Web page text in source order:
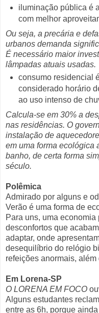
iluminação pública é
com melhor
Ou seja, a precária e
urbanos demanda
É necessário maior
lâmpadas atuais usadas.
consumo residencial
considerado horário
ao uso intenso de
Calcula-se em 30% a
nas residências. O
instalação de
em uma forma ecológica
banho, de certa forma
século.
Polêmica
Admirado por alguns e
Verão é uma forma de
Para uns, uma
desconfortos que
adaptar, onde
desequilíbrio do relógio
refeições anormais,
Em Lorena-SP
O LORENA EM FOCO
Alguns estudantes
entre as 6h, porque